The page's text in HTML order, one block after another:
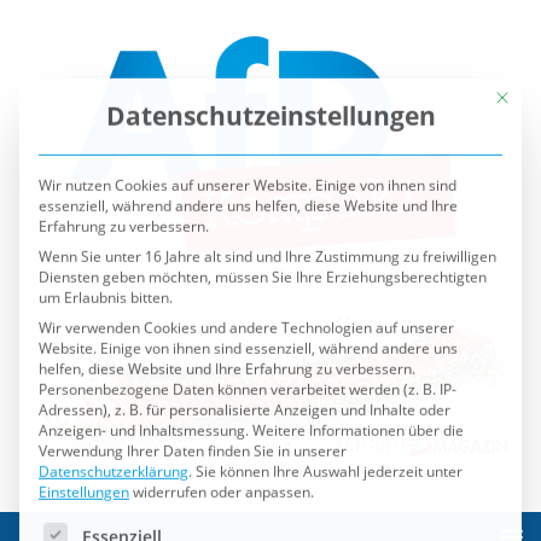
Datenschutzeinstellungen
Wir nutzen Cookies auf unserer Website. Einige von ihnen sind
Wenn Sie unter 16 Jahre alt sind und Ihre Zustimmung zu freiwilligen
Diensten geben möchten, müssen Sie Ihre Erziehungsberechtigten
um Erlaubnis bitten.
Wir verwenden Cookies und andere Technologien auf unserer
Website. Einige von ihnen sind essenziell, während andere uns
helfen, diese Website und Ihre Erfahrung zu verbessern.
Personenbezogene Daten können verarbeitet werden (z. B. IP-
Adressen), z. B. für personalisierte Anzeigen und Inhalte oder
Anzeigen- und Inhaltsmessung. Weitere Informationen über die
Verwendung Ihrer Daten finden Sie in unserer
Datenschutzerklärung.Sie können Ihre Auswahl jederzeit unter
Einstellungenwiderrufen oder anpassen.
Es folgt eine Liste der Service-Gruppen, für die eine
Essenziell